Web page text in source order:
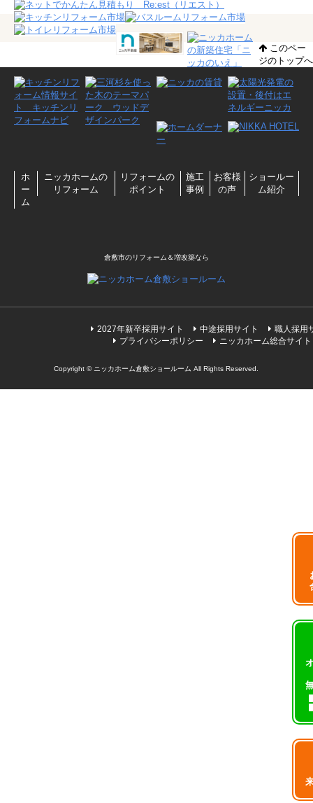
このペー
ジのトップへ
ホ
ー
ム
ニッカホームの
リフォーム
リフォームの
ポイント
施工
事例
お客様
の声
ショールー
ム紹介
倉敷市のリフォーム＆増改築なら
2027年新卒採用サイト 中途採用サイト
職人採用
プライバシーポリシー
ニッカホーム総合サイト
Copyright © ニッカホーム倉敷ショールーム All Rights Reserved.